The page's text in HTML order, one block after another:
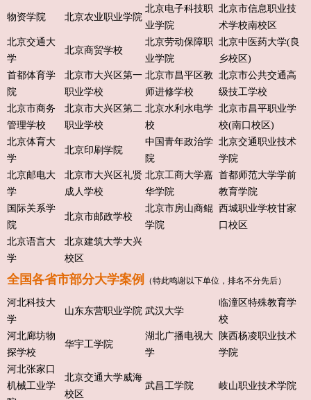
物资学院 北京农业职业学院
北京电子科技职
业学院
北京市信息职业技
术学校南校区
北京交通大
学
北京商贸学校
北京劳动保障职
业学院
北京中医药大学(良
乡校区)
首都体育学
院
北京市大兴区第一
职业学校
北京市昌平区教
师进修学校
北京市公共交通高
级技工学校
北京市商务
管理学校
北京市大兴区第二
职业学校
北京水利水电学
校
北京市昌平职业学
校(南口校区)
北京体育大
学
北京印刷学院
中国青年政治学
院
北京交通职业技术
学院
北京邮电大
学
北京市大兴区礼贤
成人学校
北京工商大学嘉
华学院
首都师范大学学前
教育学院
国际关系学
院
北京市邮政学校
北京市房山商鲲
学院
西城职业学校甘家
口校区
北京语言大
学
北京建筑大学大兴
校区
全国各省市部分大学案例 （特此鸣谢以下单位，排名不分先后）
河北科技大
学
山东东营职业学院 武汉大学
临潼区特殊教育学
校
河北廊坊物
探学校
华宇工学院
湖北广播电视大
学
陕西杨凌职业技术
学院
河北张家口
机械工业学
北京交通大学威海
校区
武昌工学院 岐山职业技术学院